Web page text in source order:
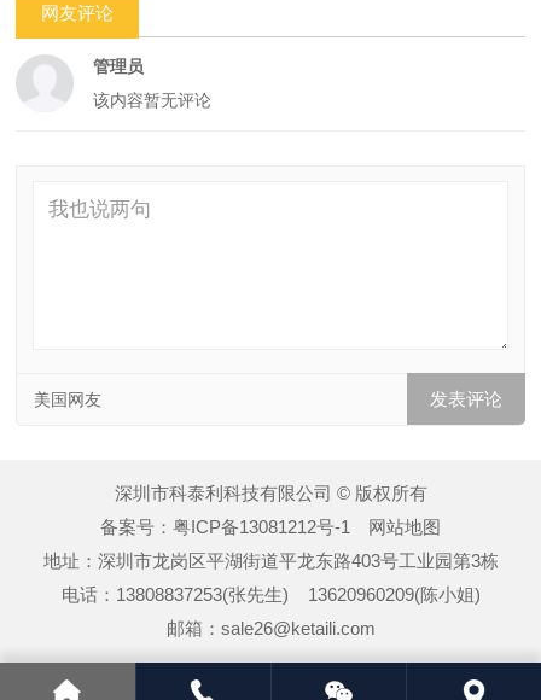
网友评论
管理员
该内容暂无评论
美国网友
深圳市科泰利科技有限公司 © 版权所有
备案号： 粤ICP备13081212号-1
网站地图
地址：深圳市龙岗区平湖街道平龙东路403号工业园第3栋
电话：13808837253(张先生) 13620960209(陈小姐)
邮箱：sale26@ketaili.com